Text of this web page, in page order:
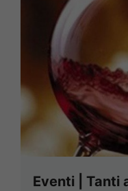
Eventi | Tanti